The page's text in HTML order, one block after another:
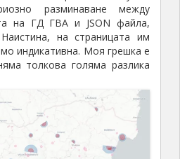
разминаване между
на ГД ГВА и JSON файла,
на страницата им
индикативна. Моя грешка е
толкова голяма разлика